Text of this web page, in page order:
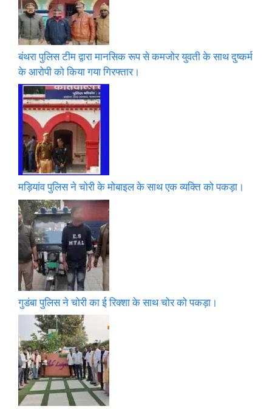
बंथरा पुलिस टीम द्वारा मानसिक रूप से कमजोर युवती के साथ दुष्कर्म
के आरोपी को किया गया गिरफ्तार।
मड़ियांव पुलिस ने चोरी के मोबाइल के साथ एक व्यक्ति को पकड़ा।
गुडंबा पुलिस ने चोरी का ई रिक्शा के साथ चोर को पकड़ा।